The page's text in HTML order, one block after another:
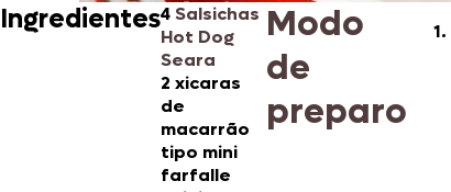
Ingredientes4Salsichas
Hot Dog
Seara
2 xicaras
de
macarrão
tipo mini
farfalle
Modo
de
preparo